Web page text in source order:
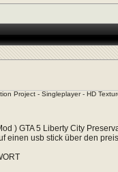
Project - Singleplayer - HD
) GTA 5 Liberty City
einen usb stick über den